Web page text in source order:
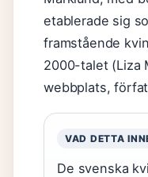
etablerade sig
framstående
2000-talet (Liza
webbplats,
VAD DETTA
De svenska